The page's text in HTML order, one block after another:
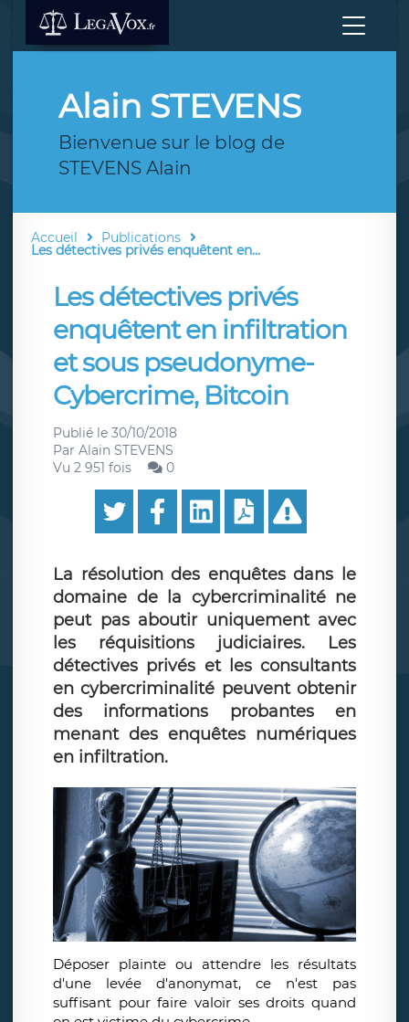
Alain STEVENS
Bienvenue sur le blog de
STEVENS Alain
Accueil Publications
Les détectives privés enquêtent en...
Les détectives privés
enquêtent en infiltration
et sous pseudonyme-
Cybercrime, Bitcoin
Publié le 30/10/2018
Par Alain STEVENS
Vu 2 951 fois
0
La résolution des enquêtes dans le
domaine de la cybercriminalité ne
peut pas aboutir uniquement avec
les réquisitions judiciaires. Les
détectives privés et les consultants
en cybercriminalité peuvent obtenir
des informations probantes en
menant des enquêtes numériques
en infiltration.
Déposer plainte ou attendre les résultats
d'une levée d'anonymat, ce n'est pas
suffisant pour faire valoir ses droits quand